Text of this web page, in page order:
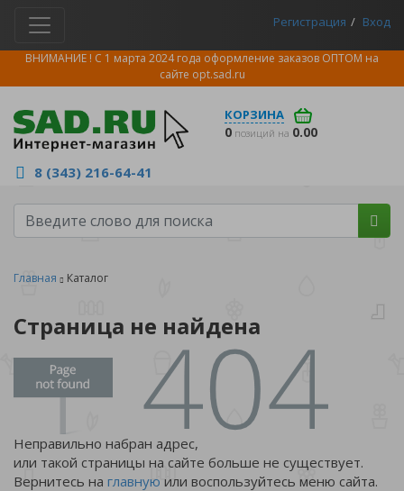
Регистрация Вход
ВНИМАНИЕ ! С 1 марта 2024 года оформление заказов ОПТОМ на
сайте opt.sad.ru
КОРЗИНА
0 позиций на 0.00
8 (343) 216-64-41
Главная Каталог
Страница не найдена
Неправильно набран адрес,
или такой страницы на сайте больше не существует.
Вернитесь на главную или воспользуйтесь меню сайта.